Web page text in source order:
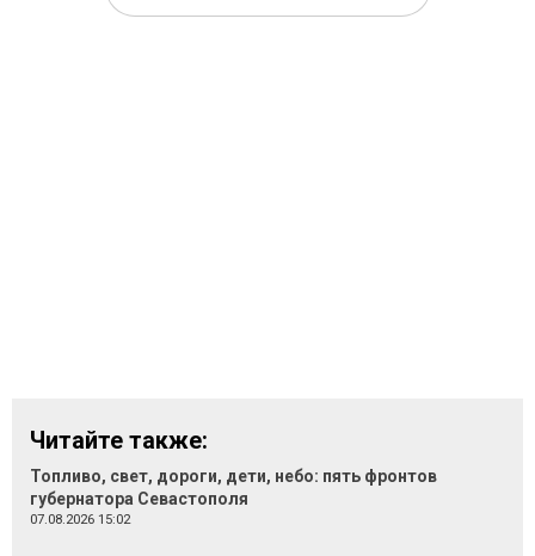
Читайте также:
Топливо, свет, дороги, дети, небо: пять фронтов
губернатора Севастополя
07.08.2026 15:02